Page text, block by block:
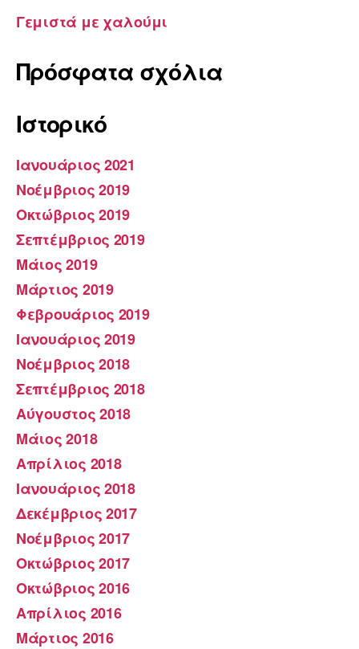
Γεμιστά με χαλούμι
Πρόσφατα σχόλια
Ιστορικό
Ιανουάριος 2021
Νοέμβριος 2019
Οκτώβριος 2019
Σεπτέμβριος 2019
Μάιος 2019
Μάρτιος 2019
Φεβρουάριος 2019
Ιανουάριος 2019
Νοέμβριος 2018
Σεπτέμβριος 2018
Αύγουστος 2018
Μάιος 2018
Απρίλιος 2018
Ιανουάριος 2018
Δεκέμβριος 2017
Νοέμβριος 2017
Οκτώβριος 2017
Οκτώβριος 2016
Απρίλιος 2016
Μάρτιος 2016